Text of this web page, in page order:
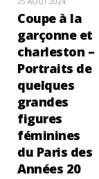
Coupe à la
garçonne et
charleston –
Portraits de
quelques
grandes
figures
féminines
du Paris des
Années 20